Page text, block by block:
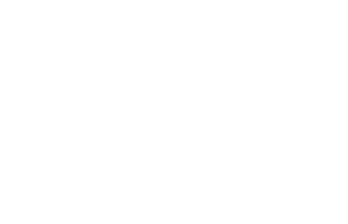
満足の『ＲＲＲ』は観れば元気になる滋養強壮ムービーだ！